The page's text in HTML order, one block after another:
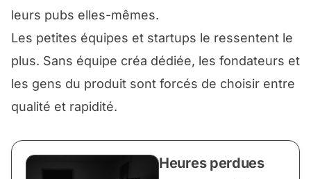
leurs pubs elles-mêmes.
Les petites équipes et startups le ressentent le
plus. Sans équipe créa dédiée, les fondateurs et
les gens du produit sont forcés de choisir entre
qualité et rapidité.
Heures perdues